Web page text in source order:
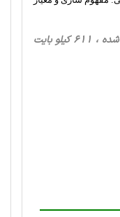
، مدیریت دولتی، 38 صفحه فارسی تایپ شده ، 611 کیلو بایت